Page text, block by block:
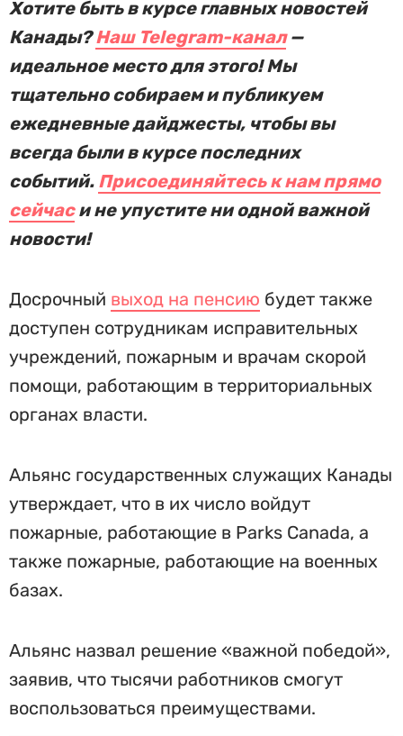
Хотите быть в курсе главных новостей
Канады?Наш Telegram-канал—
идеальное место для этого! Мы
тщательно собираем и публикуем
ежедневные дайджесты, чтобы вы
всегда были в курсе последних
событий. Присоединяйтесь к нам прямо
сейчаси не упустите ни одной важной
новости!
Досрочный выход на пенсию будет также
доступен сотрудникам исправительных
учреждений, пожарным и врачам скорой
помощи, работающим в территориальных
органах власти.
Альянс государственных служащих Канады
утверждает, что в их число войдут
пожарные, работающие в Parks Canada, а
также пожарные, работающие на военных
базах.
Альянс назвал решение «важной победой»,
заявив, что тысячи работников смогут
воспользоваться преимуществами.